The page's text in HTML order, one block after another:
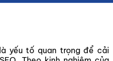
là yếu tố quan trọng để cải